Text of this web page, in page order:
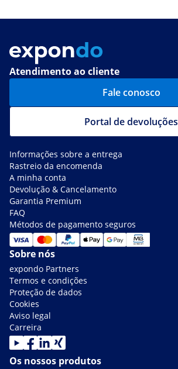
Atendimento ao cliente
Fale conosco
Portal de devoluções
Informações sobre a entrega
Rastreio da encomenda
A minha conta
Devolução & Cancelamento
Garantia Premium
FAQ
Métodos de pagamento seguros
Sobre nós
expondo Partners
Termos e condições
Proteção de dados
Cookies
Aviso legal
Carreira
Os nossos produtos